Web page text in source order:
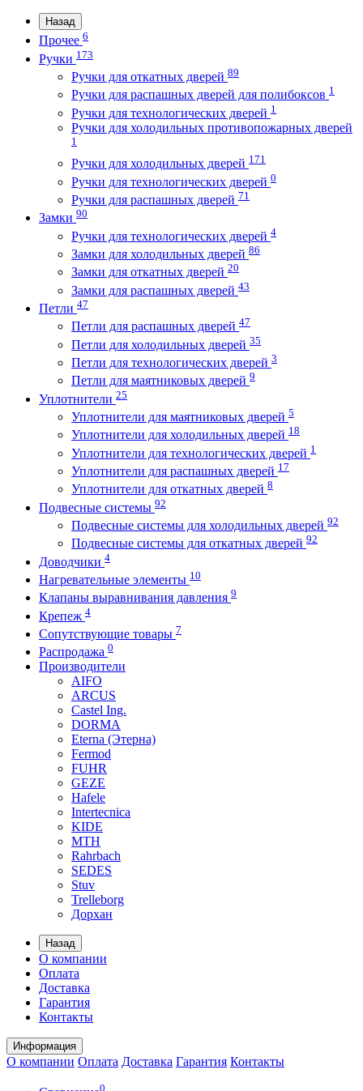
Назад
Прочее 6
Ручки 173
Ручки для откатных дверей 89
Ручки для распашных дверей для полибоксов 1
Ручки для технологических дверей 1
Ручки для холодильных противопожарных дверей
1
Ручки для холодильных дверей 171
Ручки для технологических дверей 0
Ручки для распашных дверей 71
Замки 90
Ручки для технологических дверей 4
Замки для холодильных дверей 86
Замки для откатных дверей 20
Замки для распашных дверей 43
Петли 47
Петли для распашных дверей 47
Петли для холодильных дверей 35
Петли для технологических дверей 3
Петли для маятниковых дверей 9
Уплотнители 25
Уплотнители для маятниковых дверей 5
Уплотнители для холодильных дверей 18
Уплотнители для технологических дверей 1
Уплотнители для распашных дверей 17
Уплотнители для откатных дверей 8
Подвесные системы 92
Подвесные системы для холодильных дверей 92
Подвесные системы для откатных дверей 92
Доводчики 4
Нагревательные элементы 10
Клапаны выравнивания давления 9
Крепеж 4
Сопутствующие товары 7
Распродажа 0
Производители
AIFO
ARCUS
Castel Ing.
DORMA
Eterna (Этерна)
Fermod
FUHR
GEZE
Hafele
Intertecnica
KIDE
MTH
Rahrbach
SEDES
Stuv
Trelleborg
Дорхан
Назад
О компании
Оплата
Доставка
Гарантия
Контакты
Информация
О компании Оплата Доставка Гарантия Контакты
0